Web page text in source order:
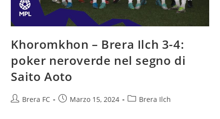
Khoromkhon – Brera Ilch 3-4:
poker neroverde nel segno di
Saito Aoto
Brera FC Marzo 15, 2024 Brera Ilch